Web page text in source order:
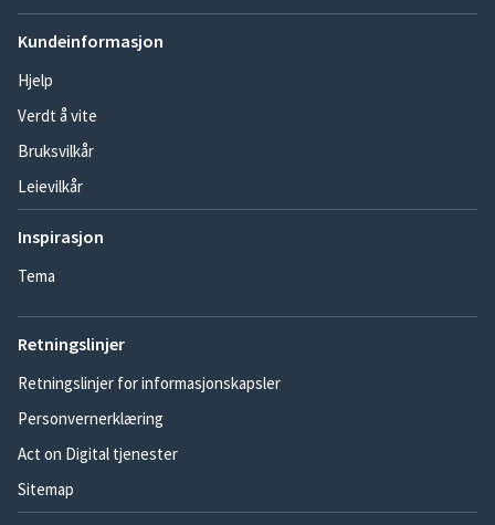
Kundeinformasjon
Hjelp
Verdt å vite
Bruksvilkår
Leievilkår
Inspirasjon
Tema
Retningslinjer
Retningslinjer for informasjonskapsler
Personvernerklæring
Act on Digital tjenester
Sitemap